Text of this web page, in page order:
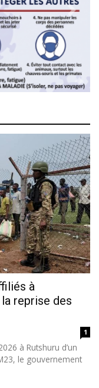
Next
à
reprise des
1
à Rutshuru d’un
le gouvernement